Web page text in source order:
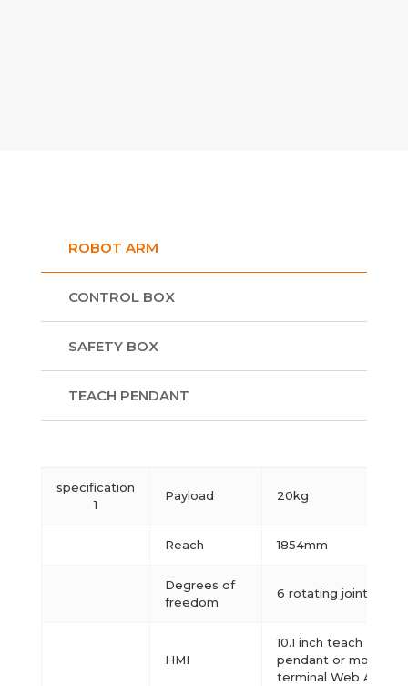
ROBOT ARM
CONTROL BOX
SAFETY BOX
TEACH PENDANT
specification
1
Payload 20kg
Reach 1854mm
Degrees of
freedom
6 rotating joints
HMI
10.1 inch teach
pendant or mobile
terminal Web APP